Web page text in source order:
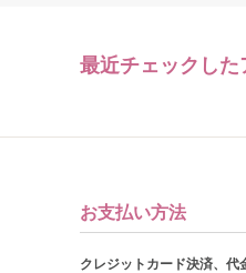
最近チェックした
お支払い方法
クレジットカード決済、代